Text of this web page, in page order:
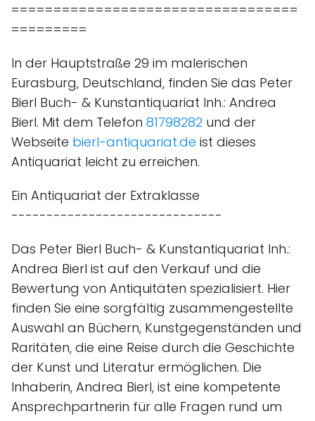
==================================
=========
In der Hauptstraße 29 im malerischen
Eurasburg, Deutschland, finden Sie das Peter
Bierl Buch- & Kunstantiquariat Inh.: Andrea
Bierl. Mit dem Telefon 81798282 und der
Webseite bierl-antiquariat.de ist dieses
Antiquariat leicht zu erreichen.
Ein Antiquariat der Extraklasse
------------------------------
Das Peter Bierl Buch- & Kunstantiquariat Inh.:
Andrea Bierl ist auf den Verkauf und die
Bewertung von Antiquitäten spezialisiert. Hier
finden Sie eine sorgfältig zusammengestellte
Auswahl an Büchern, Kunstgegenständen und
Raritäten, die eine Reise durch die Geschichte
der Kunst und Literatur ermöglichen. Die
Inhaberin, Andrea Bierl, ist eine kompetente
Ansprechpartnerin für alle Fragen rund um